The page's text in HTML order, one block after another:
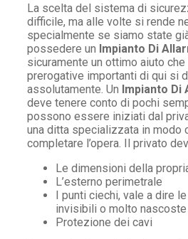
La scelta del sistema di
difficile, ma alle volte si rende
specialmente se siamo state
possedere un Impianto Di
sicuramente un ottimo aiuto
prerogative importanti di qui si
assolutamente. Un Impianto Di
deve tenere conto di pochi
possono essere iniziati dal
una ditta specializzata in modo
completare l’opera. Il privato
Le dimensioni della
L’esterno perimetrale
I punti ciechi, vale a dire
invisibili o molto nascoste
Protezione dei cavi